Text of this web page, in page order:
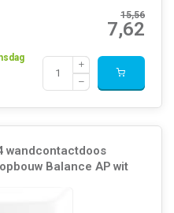
15,56
7,62
wandcontactdoos
Balance AP wit